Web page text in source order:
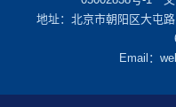
地址：北京市朝阳区大屯
Email：